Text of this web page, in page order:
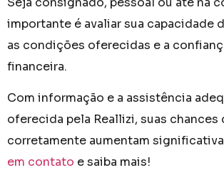
importante é avaliar sua capacidade
as condições oferecidas e a
financeira.
Com informação e a assistência
oferecida pela Reallizi, suas
corretamente aumentam
em contato e saiba mais!